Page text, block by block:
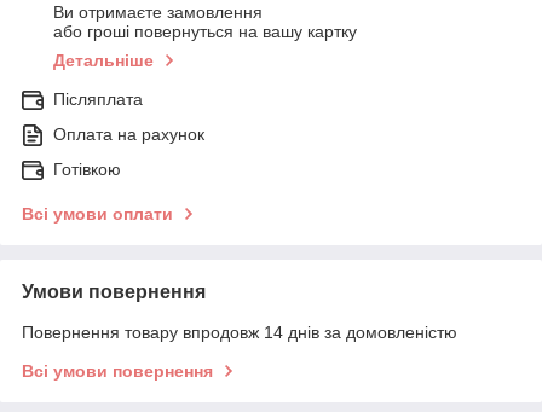
Ви отримаєте замовлення
або гроші повернуться на вашу картку
Детальніше
Післяплата
Оплата на рахунок
Готівкою
Всі умови оплати
Умови повернення
Повернення товару впродовж 14 днів за домовленістю
Всі умови повернення